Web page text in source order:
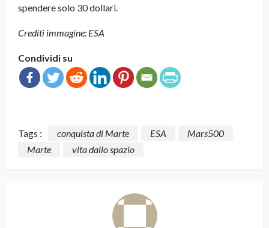
spendere solo 30 dollari.
Crediti immagine: ESA
Condividi su
Tags : conquista di Marte ESA
Mars500
Marte
vita dallo spazio